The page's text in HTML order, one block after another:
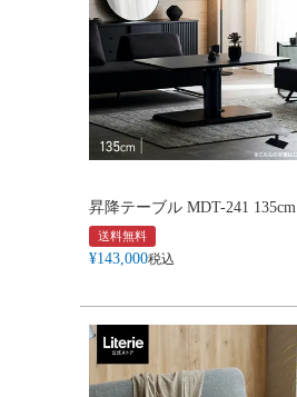
昇降テーブル MDT-241 135cm
送料無料
¥143,000税込